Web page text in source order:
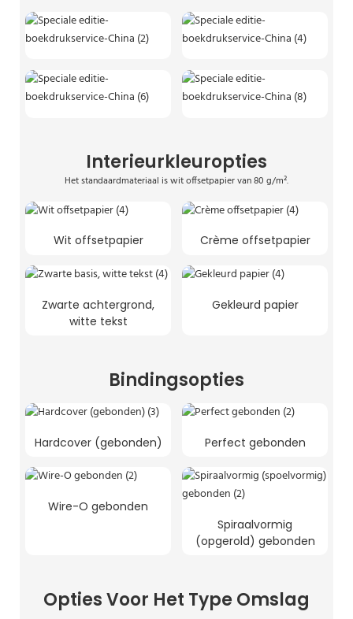
Interieurkleuropties
Het standaardmateriaal is wit offsetpapier van 80 g/m².
Wit offsetpapier Crème offsetpapier
Zwarte achtergrond,
witte tekst
Gekleurd papier
Bindingsopties
Hardcover (gebonden) Perfect gebonden
Wire-O gebonden
Spiraalvormig
(opgerold) gebonden
Opties Voor Het Type Omslag